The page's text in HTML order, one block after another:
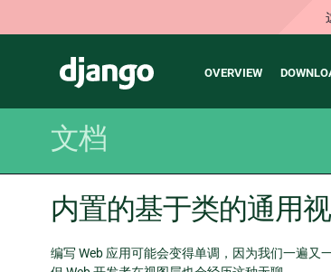
Django
Main
OVERVIEW
文档
内置的基于类的通用
编写 Web 应用可能会变得单调，因为我们一遍又